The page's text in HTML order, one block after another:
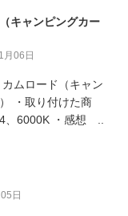
キャンピングカー
月06日
ムロード（キャン
・取り付けた商
6000K ・感想 ..
日